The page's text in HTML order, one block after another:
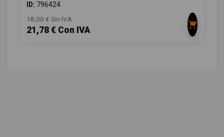
ID: 796424
18,00 € Sin IVA
21,78 € Con IVA